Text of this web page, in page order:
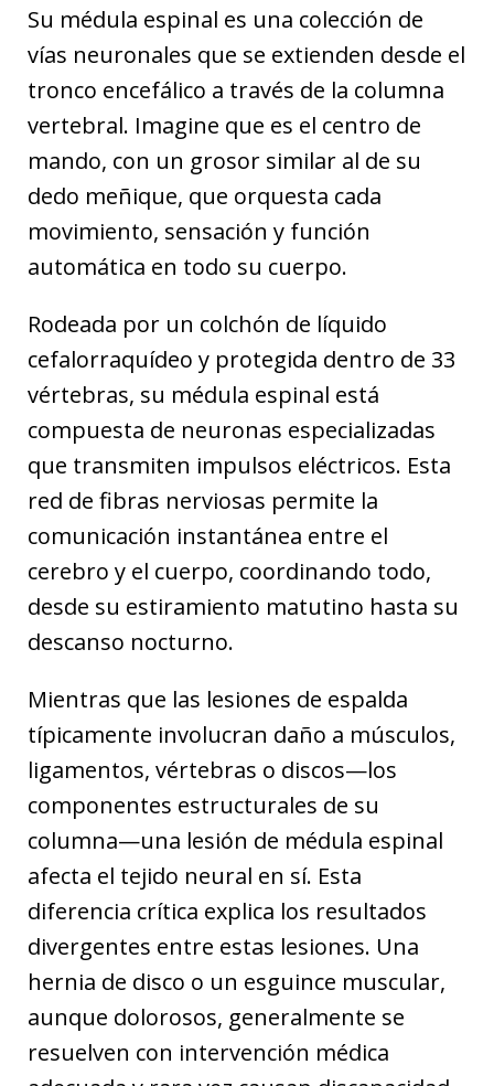
Su médula espinal es una colección de
vías neuronales que se extienden desde el
tronco encefálico a través de la columna
vertebral. Imagine que es el centro de
mando, con un grosor similar al de su
dedo meñique, que orquesta cada
movimiento, sensación y función
automática en todo su cuerpo.
Rodeada por un colchón de líquido
cefalorraquídeo y protegida dentro de 33
vértebras, su médula espinal está
compuesta de neuronas especializadas
que transmiten impulsos eléctricos. Esta
red de fibras nerviosas permite la
comunicación instantánea entre el
cerebro y el cuerpo, coordinando todo,
desde su estiramiento matutino hasta su
descanso nocturno.
Mientras que las lesiones de espalda
típicamente involucran daño a músculos,
ligamentos, vértebras o discos—los
componentes estructurales de su
columna—una lesión de médula espinal
afecta el tejido neural en sí. Esta
diferencia crítica explica los resultados
divergentes entre estas lesiones. Una
hernia de disco o un esguince muscular,
aunque dolorosos, generalmente se
resuelven con intervención médica